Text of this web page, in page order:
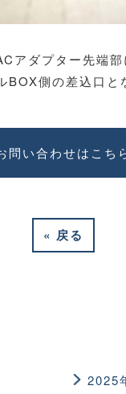
アダプター先端
BOX側の差込口と
問い合わせはこち
« 戻る
2025